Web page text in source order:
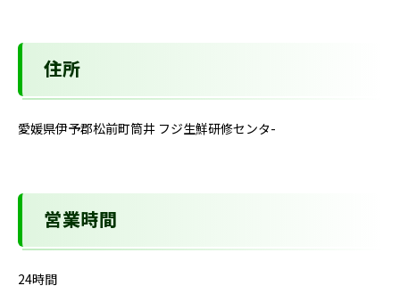
住所
愛媛県伊予郡松前町筒井 フジ生鮮研修センタ-
営業時間
24時間